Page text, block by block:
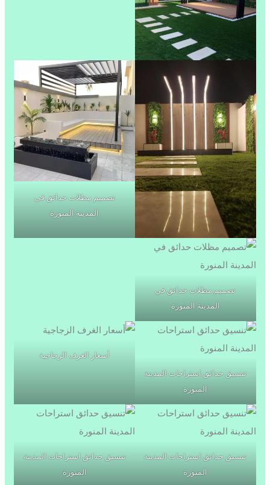
تصميم مظلات حدائق في
المدينة المنورة
تصميم مظلات حدائق في
المدينة المنورة
تنسيق حدائق استراحات المدينة
المنورة
أسعار الغرف الزجاجية
تنسيق حدائق استراحات المدينة
المنورة
تنسيق حدائق استراحات المدينة
المنورة